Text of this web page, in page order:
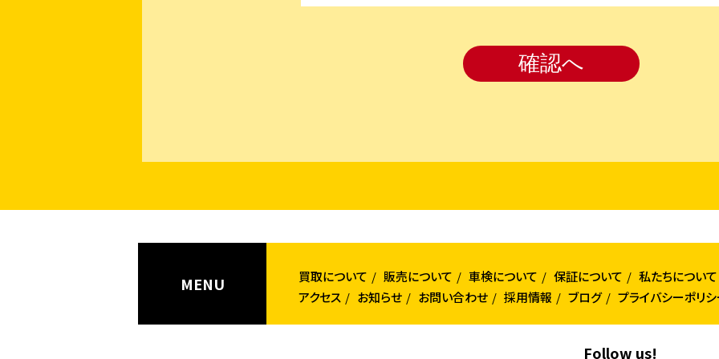
MENU 買取について 販売について 車検について 保証について
私たちについて
アクセス
お知らせ お問い合わせ 採用情報 ブログ プライバシーポリ
Follow us!